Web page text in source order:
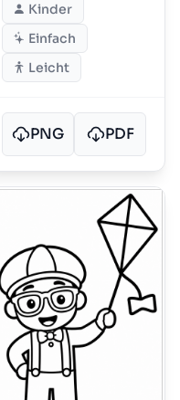
Kinder
Einfach
Leicht
PNG PDF